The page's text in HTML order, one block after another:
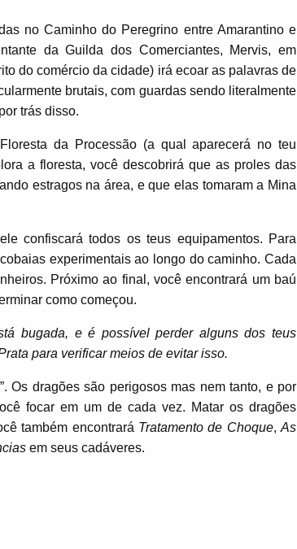
no Caminho do Peregrino entre Amarantino e
da Guilda dos Comerciantes, Mervis, em
do comércio da cidade) irá ecoar as palavras de
brutais, com guardas sendo literalmente
trás disso.
da Processão (a qual aparecerá no teu
a floresta, você descobrirá que as proles das
estragos na área, e que elas tomaram a Mina
confiscará todos os teus equipamentos. Para
experimentais ao longo do caminho. Cada
Próximo ao final, você encontrará um baú
como começou.
bugada, e é possível perder alguns dos teus
para verificar meios de evitar isso.
Os dragões são perigosos mas nem tanto, e por
focar em um de cada vez. Matar os dragões
também encontrará Tratamento de Choque,As
em seus cadáveres.